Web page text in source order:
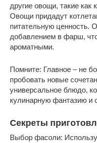
другие овощи, такие как
Овощи придадут
питательную ценность.
добавлением в фарш,
ароматными.
Помните: Главное – не
пробовать новые
универсальное блюдо,
кулинарную фантазию и
Секреты
Выбор фасоли: